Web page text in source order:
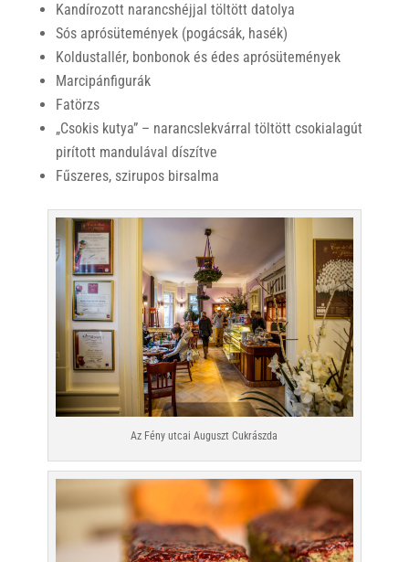
Kandírozott narancshéjjal töltött datolya
Sós aprósütemények (pogácsák, hasék)
Koldustallér, bonbonok és édes aprósütemények
Marcipánfigurák
Fatörzs
„Csokis kutya” – narancslekvárral töltött csokialagút
pirított mandulával díszítve
Fűszeres, szirupos birsalma
Az Fény utcai Auguszt Cukrászda